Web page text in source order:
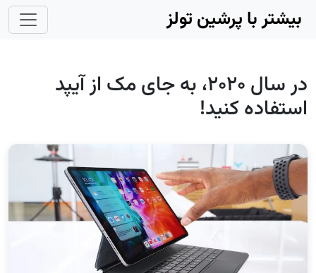
Skip to main content
بیشتر با پرشین تولز
در سال ۲۰۲۰، به جای مک از آیپد
استفاده کنید!